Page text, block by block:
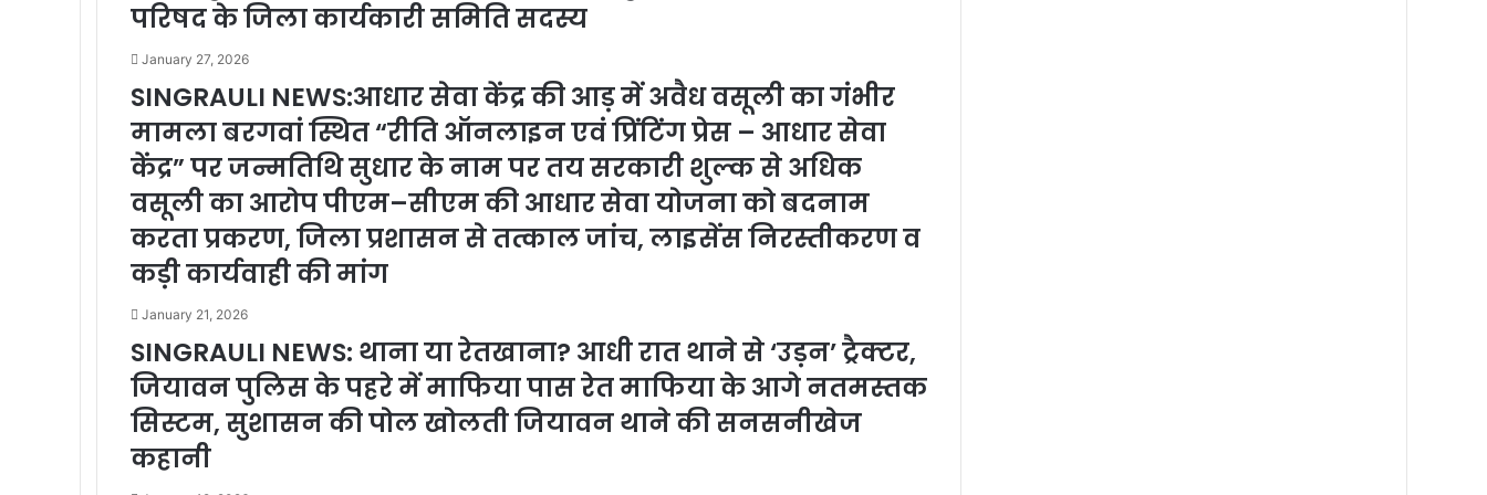
परिषद के जिला कार्यकारी समिति सदस्य
January 27, 2026
SINGRAULI NEWS:आधार सेवा केंद्र की आड़ में अवैध वसूली का गंभीर
मामला बरगवां स्थित “रीति ऑनलाइन एवं प्रिंटिंग प्रेस – आधार सेवा
केंद्र” पर जन्मतिथि सुधार के नाम पर तय सरकारी शुल्क से अधिक
वसूली का आरोप पीएम–सीएम की आधार सेवा योजना को बदनाम
करता प्रकरण, जिला प्रशासन से तत्काल जांच, लाइसेंस निरस्तीकरण व
कड़ी कार्यवाही की मांग
January 21, 2026
SINGRAULI NEWS: थाना या रेतखाना? आधी रात थाने से ‘उड़न’ ट्रैक्टर,
जियावन पुलिस के पहरे में माफिया पास रेत माफिया के आगे नतमस्तक
सिस्टम, सुशासन की पोल खोलती जियावन थाने की सनसनीखेज
कहानी